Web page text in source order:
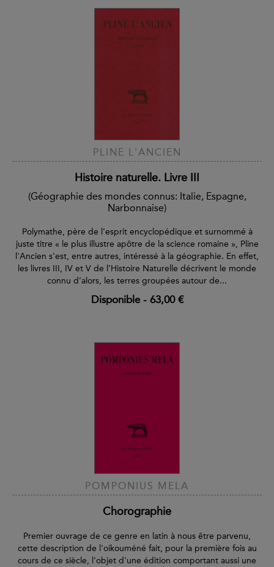
PLINE L'ANCIEN
Histoire naturelle. Livre III
(Géographie des mondes connus: Italie, Espagne,
Narbonnaise)
Polymathe, père de l'esprit encyclopédique et surnommé à
juste titre « le plus illustre apôtre de la science romaine », Pline
l'Ancien s'est, entre autres, intéressé à la géographie. En effet,
les livres III, IV et V de l’Histoire Naturelle décrivent le monde
connu d’alors, les terres groupées autour de...
Disponible- 63,00 €
POMPONIUS MELA
Chorographie
Premier ouvrage de ce genre en latin à nous être parvenu,
cette description de l'oikouméné fait, pour la première fois au
cours de ce siècle, l'objet d'une édition comportant aussi une